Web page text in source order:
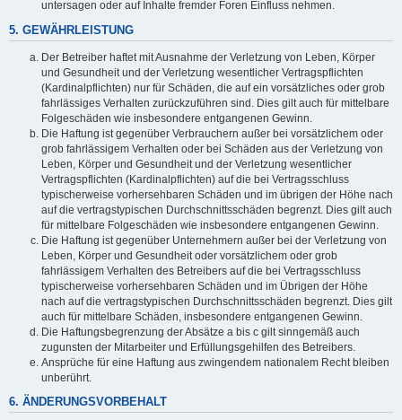
untersagen oder auf Inhalte fremder Foren Einfluss nehmen.
5. GEWÄHRLEISTUNG
Der Betreiber haftet mit Ausnahme der Verletzung von Leben, Körper
und Gesundheit und der Verletzung wesentlicher Vertragspflichten
(Kardinalpflichten) nur für Schäden, die auf ein vorsätzliches oder grob
fahrlässiges Verhalten zurückzuführen sind. Dies gilt auch für mittelbare
Folgeschäden wie insbesondere entgangenen Gewinn.
Die Haftung ist gegenüber Verbrauchern außer bei vorsätzlichem oder
grob fahrlässigem Verhalten oder bei Schäden aus der Verletzung von
Leben, Körper und Gesundheit und der Verletzung wesentlicher
Vertragspflichten (Kardinalpflichten) auf die bei Vertragsschluss
typischerweise vorhersehbaren Schäden und im übrigen der Höhe nach
auf die vertragstypischen Durchschnittsschäden begrenzt. Dies gilt auch
für mittelbare Folgeschäden wie insbesondere entgangenen Gewinn.
Die Haftung ist gegenüber Unternehmern außer bei der Verletzung von
Leben, Körper und Gesundheit oder vorsätzlichem oder grob
fahrlässigem Verhalten des Betreibers auf die bei Vertragsschluss
typischerweise vorhersehbaren Schäden und im Übrigen der Höhe
nach auf die vertragstypischen Durchschnittsschäden begrenzt. Dies gilt
auch für mittelbare Schäden, insbesondere entgangenen Gewinn.
Die Haftungsbegrenzung der Absätze a bis c gilt sinngemäß auch
zugunsten der Mitarbeiter und Erfüllungsgehilfen des Betreibers.
Ansprüche für eine Haftung aus zwingendem nationalem Recht bleiben
unberührt.
6. ÄNDERUNGSVORBEHALT